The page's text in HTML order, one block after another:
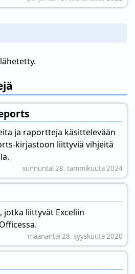
ja raportteja käsittelevään
kirjastoon liittyviä vihjeitä
sunnuntai 28. tammikuuta 2024
jotka liittyvät Exceliin
maanantai 28. syyskuuta 2020